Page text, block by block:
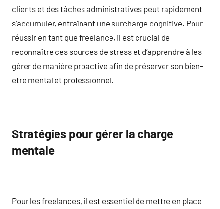
clients et des tâches administratives peut rapidement
s’accumuler, entraînant une surcharge cognitive. Pour
réussir en tant que freelance, il est crucial de
reconnaître ces sources de stress et d’apprendre à les
gérer de manière proactive afin de préserver son bien-
être mental et professionnel.
Stratégies pour gérer la charge
mentale
Pour les freelances, il est essentiel de mettre en place